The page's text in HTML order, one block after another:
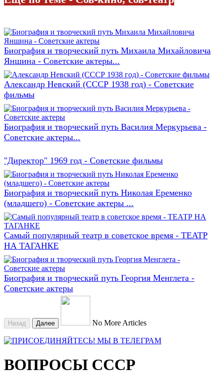
Биография и творческий путь Михаила Михайловича
Яншина - Советские актеры...
Александр Невский (СССР 1938 год) - Советские
фильмы
Биография и творческий путь Василия Меркурьева -
Советские актеры...
"Директор" 1969 год - Советские фильмы
Биография и творческий путь Николая Еременко
(младшего) - Советские актеры ...
Самый популярный театр в советское время - ТЕАТР
НА ТАГАНКЕ
Биография и творческий путь Георгия Менглета -
Советские актеры
Назад Далее No More Articles
ВОПРОСЫ СССР